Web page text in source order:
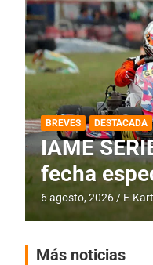
DESTACADA IAME
IAME
fecha con
4 agosto, 2026 E-Kart
Más noticias